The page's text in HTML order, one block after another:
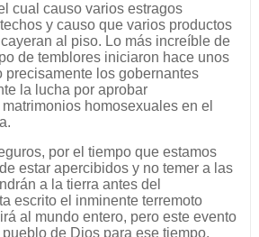
cual causo varios estragos
y causo que varios productos
al piso. Lo más increíble de
de temblores iniciaron hace unos
precisamente los gobernantes
la lucha por aprobar
homosexuales en el
por el tiempo que estamos
estar apercibidos y no temer a las
a la tierra antes del
escrito el inminente terremoto
al mundo entero, pero este evento
de Dios para ese tiempo.